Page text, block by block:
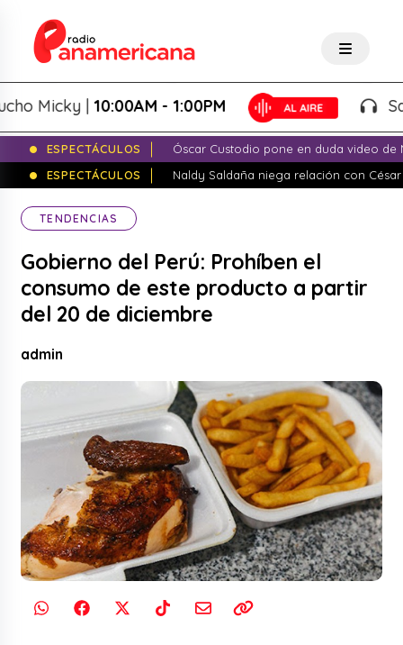
Micky |10:00AM - 1:00PM
ESPECTÁCULOS
Óscar Custodio pone en duda video de
ESPECTÁCULOS
Naldy Saldaña niega relación con
TENDENCIAS
Gobierno del Perú: Prohíben el
consumo de este producto a partir
del 20 de diciembre
admin